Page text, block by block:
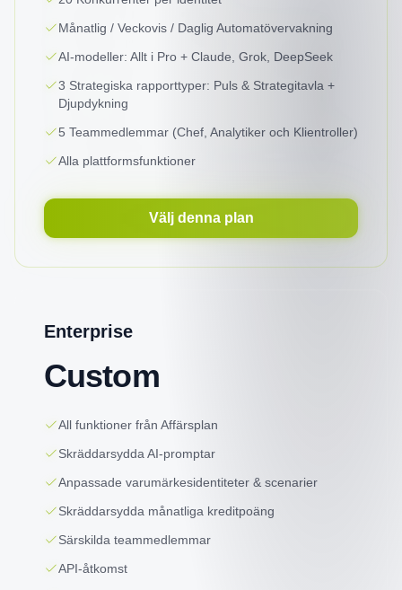
Månatlig / Veckovis / Daglig Automatövervakning
AI-modeller: Allt i Pro + Claude, Grok, DeepSeek
3 Strategiska rapporttyper: Puls & Strategitavla +
Djupdykning
5 Teammedlemmar (Chef, Analytiker och Klientroller)
Alla plattformsfunktioner
Välj denna plan
Enterprise
Custom
All funktioner från Affärsplan
Skräddarsydda AI-promptar
Anpassade varumärkesidentiteter & scenarier
Skräddarsydda månatliga kreditpoäng
Särskilda teammedlemmar
API-åtkomst